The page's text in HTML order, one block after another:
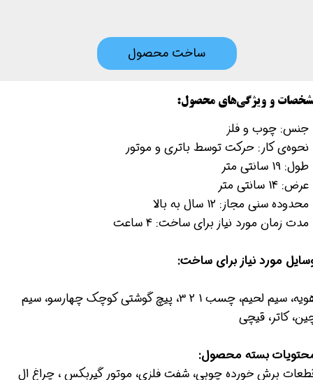
ساخت محصول
و ویژگی‌های محصول:
جنس: چوب و فلز
کار: حرکت توسط باتری و موتور
19 سانتی متر
14 سانتی متر
سنی مجاز: 12 سال به بالا
زمان مورد نیاز برای ساخت: 4 ساعت
مورد نیاز برای ساخت:
هویه، سیم لحیم، چسب 1 2 3، پیچ گوشتی کوچک چهارسو، سیم
کاتر، قیچی
بسته محصول:
برش خورده چوبی، شفت فلزی، موتور گیربکس ، چراغ ال